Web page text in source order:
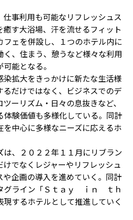
事利用も可能なリフレッシュス
す大浴場、汗を流せるフィット
ェを併設し、１つのホテル内に
、住まう、憩うなど様々な利用
能となる。
拡大をきっかけに新たな生活様
だけではなく、ビジネスでのデ
ーリズム・日々の息抜きなど、
験価値も多様化している。同計
中心に多様なニーズに応えるホ
、２０２２年１１月にリブラン
でなくレジャーやリフレッシュ
企画の導入を進めていく。同計
グライン「Ｓｔａｙ ｉｎ ｔｈ
するホテルとして推進していく